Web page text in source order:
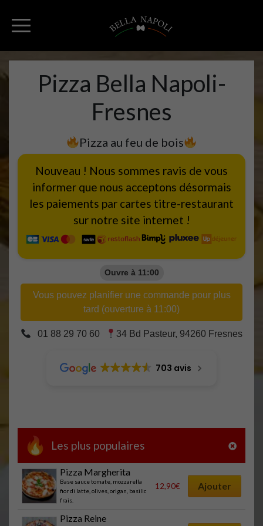
Pizza Bella Napoli-
Fresnes
Pizza au feu de bois
Nouveau ! Nous sommes ravis de vous
informer que nous acceptons désormais
les paiements par cartes titre-restaurant
sur notre site internet !
Ouvre à 11:00
Vous pouvez planifier une commande pour plus
tard (ouverture à 11:00)
01 88 29 70 60 34 Bd Pasteur, 94260 Fresnes
703 avis
Les plus populaires
Pizza Margherita
Base sauce tomate, mozzarella
fior di latte, olives, origan, basilic
frais.
12,90€ Ajouter
Pizza Reine